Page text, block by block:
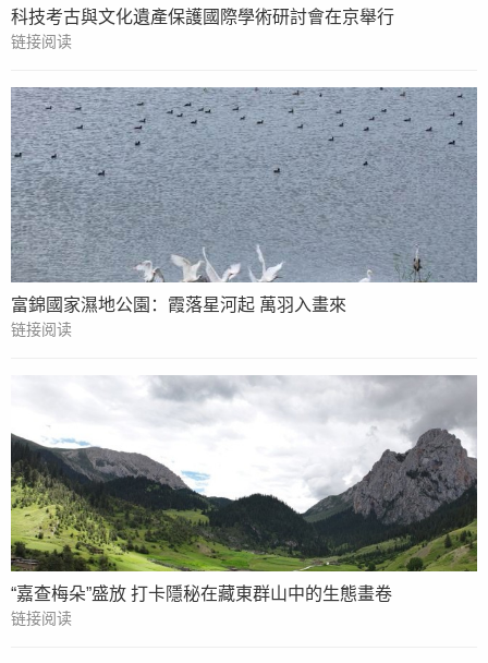
科技考古與文化遺產保護國際學術研討會在京舉行
链接阅读
富錦國家濕地公園：霞落星河起 萬羽入畫來
链接阅读
“嘉查梅朵”盛放 打卡隱秘在藏東群山中的生態畫卷
链接阅读